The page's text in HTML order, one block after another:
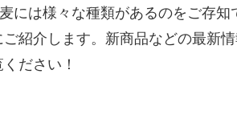
には様々な種類があるのをご存知
紹介します。新商品などの最新
ださい！